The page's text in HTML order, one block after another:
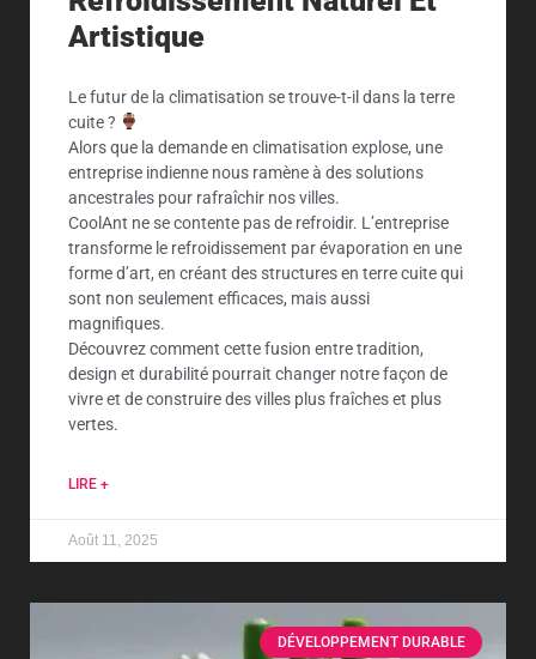
Artistique
Le futur de la climatisation se trouve-t-il dans la terre
cuite ?
Alors que la demande en climatisation explose, une
entreprise indienne nous ramène à des solutions
ancestrales pour rafraîchir nos villes.
CoolAnt ne se contente pas de refroidir. L’entreprise
transforme le refroidissement par évaporation en une
forme d’art, en créant des structures en terre cuite qui
sont non seulement efficaces, mais aussi
magnifiques.
Découvrez comment cette fusion entre tradition,
design et durabilité pourrait changer notre façon de
vivre et de construire des villes plus fraîches et plus
vertes.
LIRE +
Août 11, 2025
DÉVELOPPEMENT DURABLE